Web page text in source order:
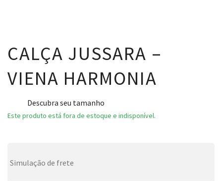
CALÇA JUSSARA –
VIENA HARMONIA
Descubra seu tamanho
Este produto está fora de estoque e indisponível.
Simulação de frete